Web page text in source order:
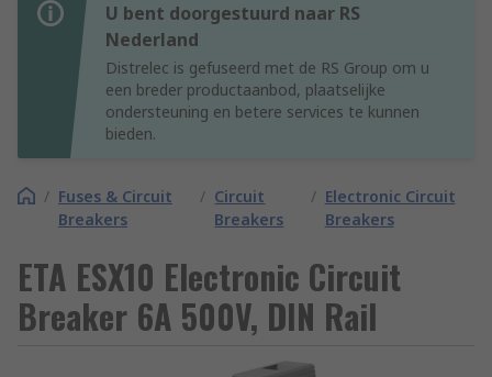
U bent doorgestuurd naar RS
Nederland
Distrelec is gefuseerd met de RS Group om u
een breder productaanbod, plaatselijke
ondersteuning en betere services te kunnen
bieden.
/ Fuses & Circuit
Breakers
/ Circuit
Breakers
/ Electronic Circuit
Breakers
ETA ESX10 Electronic Circuit
Breaker 6A 500V, DIN Rail